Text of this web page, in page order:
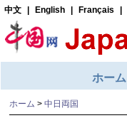
ホーム > 中日両国